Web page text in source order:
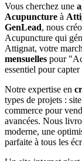
Vous cherchez une
Acupuncture à
GenLead, nous
Acupuncture qui
Attignat, votre
mensuelles pour "
essentiel pour capter
Notre expertise en
types de projets :
commerce pour
avancées. Nous
moderne, une
parfaite à tous les